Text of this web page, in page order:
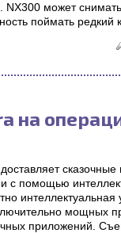
NX300 может
поймать редкий
на
сказочные
с помощью
интеллектуальная
мощных
приложений.